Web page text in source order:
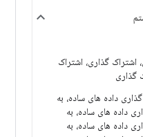
اشتراک گذاری، اشتراک
گذاری
داده های ساده، به
داده های ساده، به
داده های ساده، به